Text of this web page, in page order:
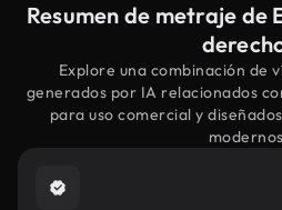
Resumen de metraje de
Explore una combinación de
generados por IA relacionados
para uso comercial y